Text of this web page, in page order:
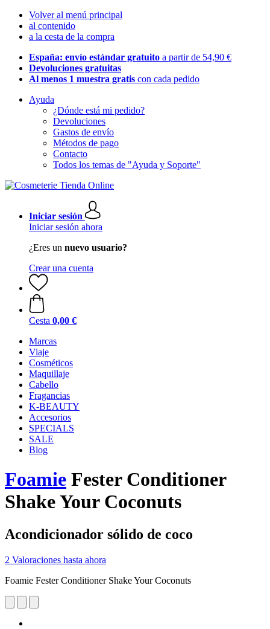
Volver al menú principal
al contenido
a la cesta de la compra
España: envío estándar gratuito a partir de 54,90 €
Devoluciones gratuitas
Al menos 1 muestra gratis con cada pedido
Ayuda
¿Dónde está mi pedido?
Devoluciones
Gastos de envío
Métodos de pago
Contacto
Todos los temas de "Ayuda y Soporte"
Iniciar sesión
Iniciar sesión ahora
¿Eres un nuevo usuario?
Crear una cuenta
Cesta 0,00 €
Marcas
Viaje
Cosméticos
Maquillaje
Cabello
Fragancias
K-BEAUTY
Accesorios
SPECIALS
SALE
Blog
Foamie Fester Conditioner
Shake Your Coconuts
Acondicionador sólido de coco
2 Valoraciones hasta ahora
Foamie Fester Conditioner Shake Your Coconuts